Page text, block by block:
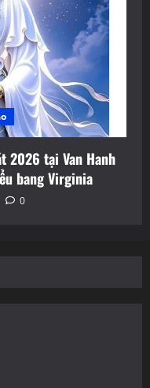
2026 tại Van Hanh
bang Virginia
0